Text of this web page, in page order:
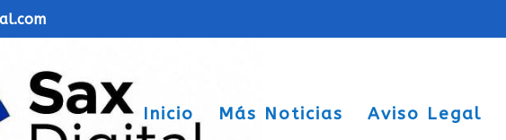
Inicio Más Noticias Aviso Legal